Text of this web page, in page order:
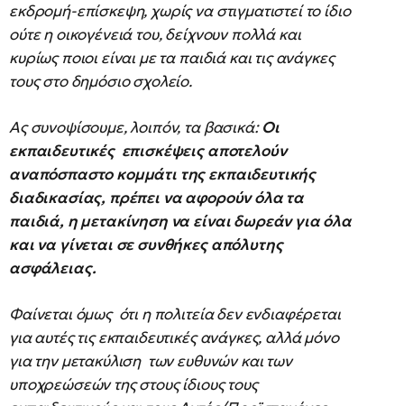
εκδρομή-επίσκεψη, χωρίς να στιγματιστεί το ίδιο
ούτε η οικογένειά του, δείχνουν πολλά και
κυρίως ποιοι είναι με τα παιδιά και τις ανάγκες
τους στο δημόσιο σχολείο.
Ας συνοψίσουμε, λοιπόν, τα βασικά:Οι
εκπαιδευτικές επισκέψεις αποτελούν
αναπόσπαστο κομμάτι της εκπαιδευτικής
διαδικασίας, πρέπει να αφορούν όλα τα
παιδιά, η μετακίνηση να είναι δωρεάν για όλα
και να γίνεται σε συνθήκες απόλυτης
ασφάλειας.
Φαίνεται όμως ότι η πολιτεία δεν ενδιαφέρεται
για αυτές τις εκπαιδευτικές ανάγκες, αλλά μόνο
για την μετακύλιση των ευθυνών και των
υποχρεώσεών της στους ίδιους τους